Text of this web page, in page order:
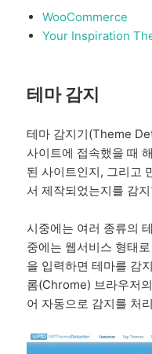
WooCommerce
Your Inspiration
테마 감지
테마 감지기(Theme
사이트에 접속했을 때
된 사이트인지, 그리고
서 제작되었는지를 감
시중에는 여러 종류의
중에는 웹서비스 형태
을 입력하면 테마를 감
롬(Chrome) 브라우저
어 자동으로 감지를 처